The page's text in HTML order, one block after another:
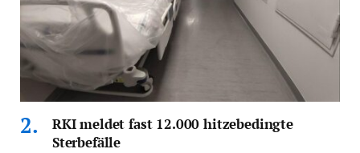
RKI meldet fast 12.000 hitzebedingte
Sterbefälle